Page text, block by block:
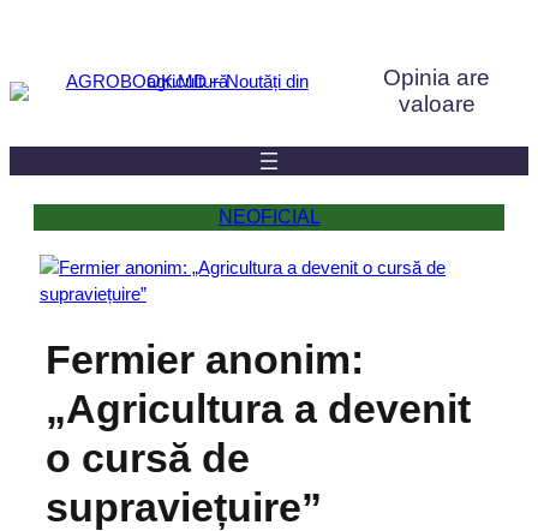
conținut
Opinia are
valoare
NEOFICIAL
Fermier anonim:
„Agricultura a devenit
o cursă de
supraviețuire”